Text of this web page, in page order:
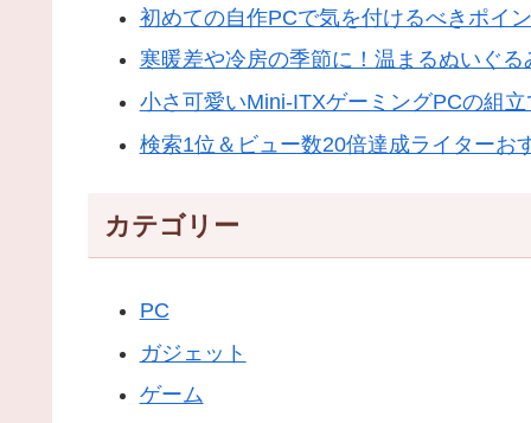
初めての自作PCで気を付けるべきポイ
寒暖差や冷房の季節に！温まるぬいぐ
小さ可愛いMini-ITXゲーミングPCの組
検索1位＆ビュー数20倍達成ライターお
カテゴリー
PC
ガジェット
ゲーム